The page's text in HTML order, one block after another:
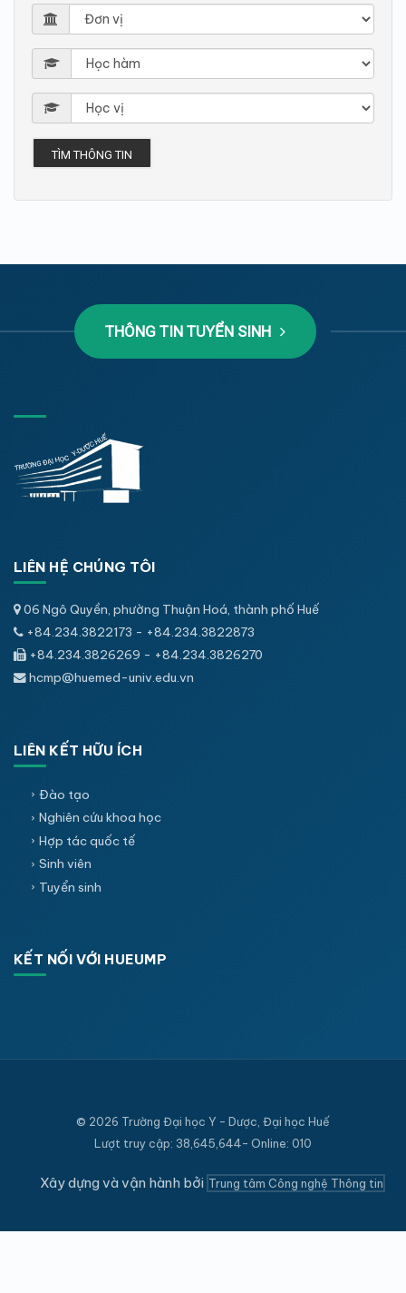
TÌM THÔNG TIN
THÔNG TIN TUYỂN SINH
LIÊN HỆ CHÚNG TÔI
06 Ngô Quyền, phường Thuận Hoá, thành phố Huế
+84.234.3822173 - +84.234.3822873
+84.234.3826269 - +84.234.3826270
hcmp@huemed-univ.edu.vn
LIÊN KẾT HỮU ÍCH
Đào tạo
Nghiên cứu khoa học
Hợp tác quốc tế
Sinh viên
Tuyển sinh
KẾT NỐI VỚI HUEUMP
© 2026 Trường Đại học Y - Dược, Đại học Huế
Lượt truy cập: 38,645,644- Online: 010
Xây dựng và vận hành bởi Trung tâm Công nghệ Thông tin